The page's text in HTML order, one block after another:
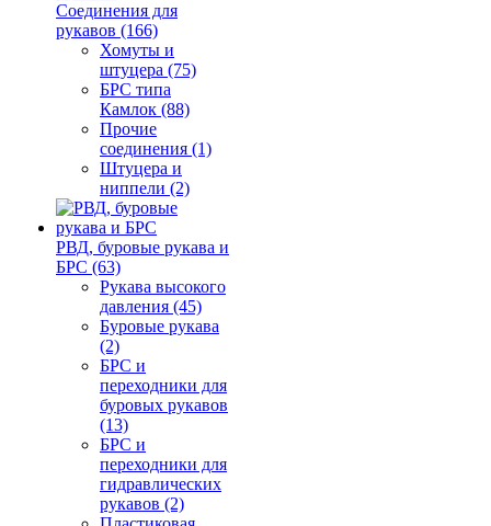
Соединения для
рукавов (166)
Хомуты и
штуцера (75)
БРС типа
Камлок (88)
Прочие
соединения (1)
Штуцера и
ниппели (2)
РВД, буровые рукава и
БРС (63)
Рукава высокого
давления (45)
Буровые рукава
(2)
БРС и
переходники для
буровых рукавов
(13)
БРС и
переходники для
гидравлических
рукавов (2)